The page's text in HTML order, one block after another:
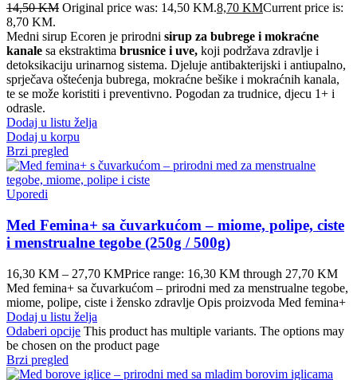
14,50KM Original price was: 14,50 KM.8,70 KMCurrent price is:
8,70 KM.
Medni sirup Ecoren je prirodni sirup za bubrege i mokraćne
kanale sa ekstraktima brusnice i uve, koji podržava zdravlje i
detoksikaciju urinarnog sistema. Djeluje antibakterijski i antiupalno,
sprječava oštećenja bubrega, mokraćne bešike i mokraćnih kanala,
te se može koristiti i preventivno. Pogodan za trudnice, djecu 1+ i
odrasle.
Dodaj u listu želja
Dodaj u korpu
Brzi pregled
Uporedi
Med Femina+ sa čuvarkućom – miome, polipe, ciste
i menstrualne tegobe (250g / 500g)
16,30 KM – 27,70 KMPrice range: 16,30 KM through 27,70 KM
Med femina+ sa čuvarkućom – prirodni med za menstrualne tegobe,
miome, polipe, ciste i žensko zdravlje Opis proizvoda Med femina+
Dodaj u listu želja
Odaberi opcije This product has multiple variants. The options may
be chosen on the product page
Brzi pregled